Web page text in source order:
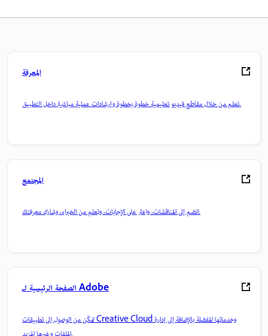
المعرفة
تعلم من خلال مقاطع فيديو تعليمية خطوة بخطوة وإرشادات عملية مباشرة داخل التطبيق.
المجتمع
انضم إلى المناقشات، واعثر على الإجابات، وتعلم من الخبراء، وشارك معرفتك.
الصفحة الرئيسية لـ Adobe
تمكّن من الوصول إلى تطبيقات Creative Cloud وخدماتها المفضلة بالإضافة إلى إدارة